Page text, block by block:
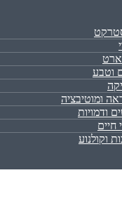
ארט
וטבע
ומוטיבציה
ודמויות
חיים
וקולנוע